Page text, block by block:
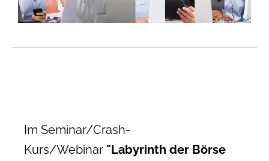
Im Seminar/Crash-
Kurs/Webinar "Labyrinth der Börse